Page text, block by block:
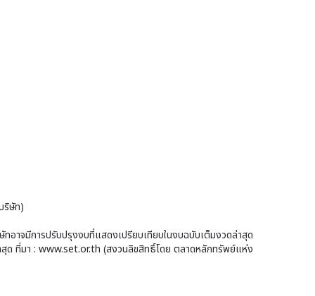
ริษัท)
อาจมีการปรับปรุงงบที่แสดงเปรียบเทียบในงบฉบับเต็มงวดล่าสุด
สุด ที่มา : www.set.or.th (สงวนลิขสิทธิ์โดย ตลาดหลักทรัพย์แห่ง